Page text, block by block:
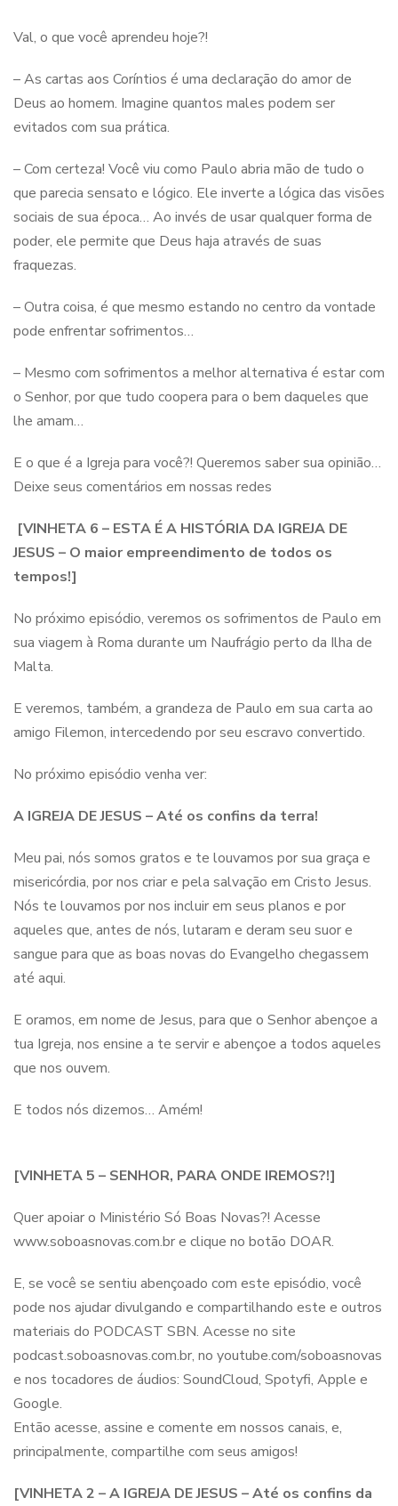
Val, o que você aprendeu hoje?!
– As cartas aos Coríntios é uma declaração do amor de
Deus ao homem. Imagine quantos males podem ser
evitados com sua prática.
– Com certeza! Você viu como Paulo abria mão de tudo o
que parecia sensato e lógico. Ele inverte a lógica das visões
sociais de sua época… Ao invés de usar qualquer forma de
poder, ele permite que Deus haja através de suas
fraquezas.
– Outra coisa, é que mesmo estando no centro da vontade
pode enfrentar sofrimentos…
– Mesmo com sofrimentos a melhor alternativa é estar com
o Senhor, por que tudo coopera para o bem daqueles que
lhe amam…
E o que é a Igreja para você?! Queremos saber sua opinião…
Deixe seus comentários em nossas redes
[VINHETA 6 – ESTA É A HISTÓRIA DA IGREJA DE
JESUS – O maior empreendimento de todos os
tempos!]
No próximo episódio, veremos os sofrimentos de Paulo em
sua viagem à Roma durante um Naufrágio perto da Ilha de
Malta.
E veremos, também, a grandeza de Paulo em sua carta ao
amigo Filemon, intercedendo por seu escravo convertido.
No próximo episódio venha ver:
A IGREJA DE JESUS – Até os confins da terra!
Meu pai, nós somos gratos e te louvamos por sua graça e
misericórdia, por nos criar e pela salvação em Cristo Jesus.
Nós te louvamos por nos incluir em seus planos e por
aqueles que, antes de nós, lutaram e deram seu suor e
sangue para que as boas novas do Evangelho chegassem
até aqui.
E oramos, em nome de Jesus, para que o Senhor abençoe a
tua Igreja, nos ensine a te servir e abençoe a todos aqueles
que nos ouvem.
E todos nós dizemos… Amém!
[VINHETA 5 – SENHOR, PARA ONDE IREMOS?!]
Quer apoiar o Ministério Só Boas Novas?! Acesse
www.soboasnovas.com.br e clique no botão DOAR.
E, se você se sentiu abençoado com este episódio, você
pode nos ajudar divulgando e compartilhando este e outros
materiais do PODCAST SBN. Acesse no site
podcast.soboasnovas.com.br, no youtube.com/soboasnovas
e nos tocadores de áudios: SoundCloud, Spotyfi, Apple e
Google.
Então acesse, assine e comente em nossos canais, e,
principalmente, compartilhe com seus amigos!
[VINHETA 2 – A IGREJA DE JESUS – Até os confins da